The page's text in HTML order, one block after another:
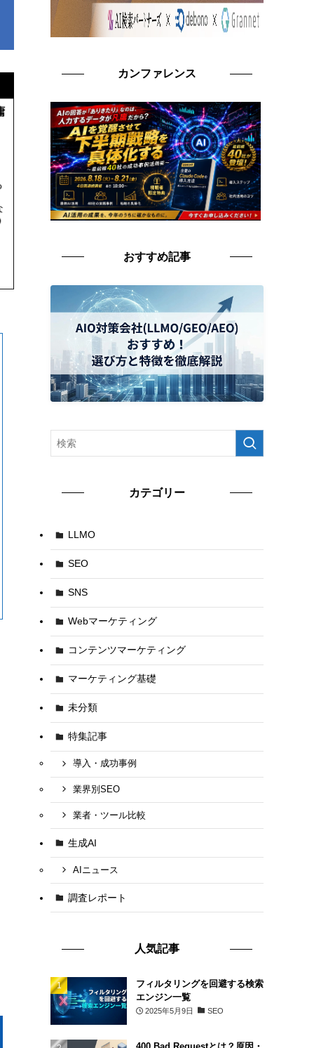
カンファレンス
おすすめ記事
カテゴリー
LLMO
SEO
SNS
Webマーケティング
コンテンツマーケティング
マーケティング基礎
未分類
特集記事
導入・成功事例
業界別SEO
業者・ツール比較
生成AI
AIニュース
調査レポート
人気記事
フィルタリングを回避する検索
エンジン一覧
2025年5月9日 SEO